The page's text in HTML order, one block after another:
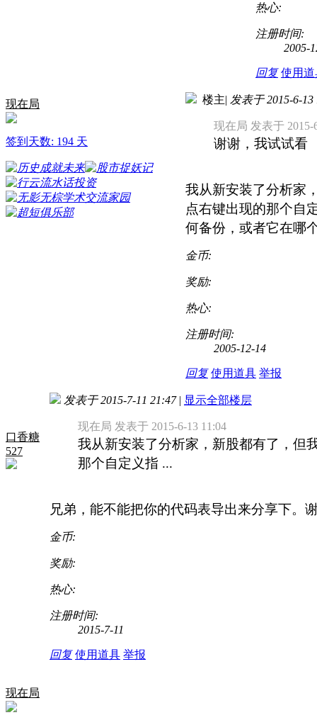
热心:
注册时间:
2005-
回复 使用道
现在局
签到天数: 194 天
楼主| 发表于 2015-6-13
现在局 发表于 2015-
谢谢，我试试看
我从新安装了分析家
点右键出现的那个自
何备份，或者它在哪
金币:
奖励:
热心:
注册时间:
2005-12-14
回复 使用道具 举报
口香糖
527
发表于 2015-7-11 21:47 | 显示全部楼层
现在局 发表于 2015-6-13 11:04
我从新安装了分析家，新股都有了，但
那个自定义指 ...
兄弟，能不能把你的代码表导出来分享下。
金币:
奖励:
热心:
注册时间:
2015-7-11
回复 使用道具 举报
现在局